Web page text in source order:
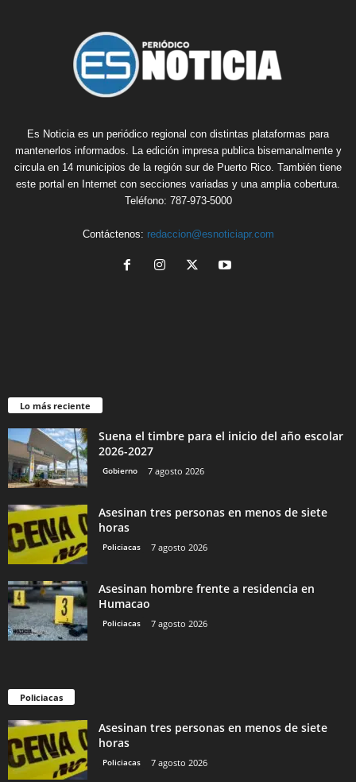
Es Noticia es un periódico regional con distintas plataformas para
mantenerlos informados. La edición impresa publica bisemanalmente y
circula en 14 municipios de la región sur de Puerto Rico. También tiene
este portal en Internet con secciones variadas y una amplia cobertura.
Teléfono: 787-973-5000
Contáctenos: redaccion@esnoticiapr.com
Lo más reciente
Suena el timbre para el inicio del año escolar
2026-2027
Gobierno 7 agosto 2026
Asesinan tres personas en menos de siete
horas
Policiacas 7 agosto 2026
Asesinan hombre frente a residencia en
Humacao
Policiacas 7 agosto 2026
Policiacas
Asesinan tres personas en menos de siete
horas
Policiacas 7 agosto 2026